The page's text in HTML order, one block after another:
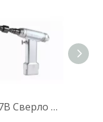
BJ4107B Сверло для расширения вертлужной впадины (Система 4000)